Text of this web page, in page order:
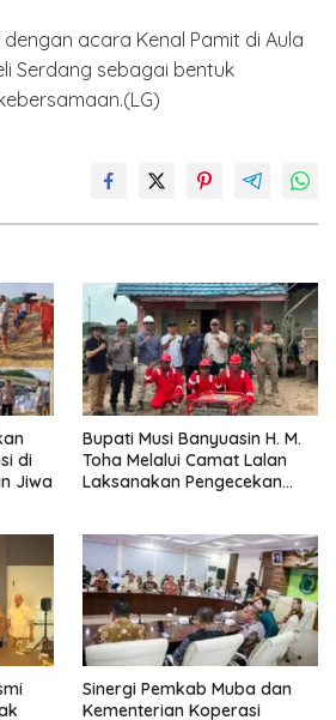
acara Kenal Pamit di Aula
Serdang sebagai bentuk
di
Jiwa
Bupati Musi Banyuasin H. M.
Toha Melalui Camat Lalan
Laksanakan Pengecekan
Perusahaan
Sinergi Pemkab Muba dan
Kementerian Koperasi